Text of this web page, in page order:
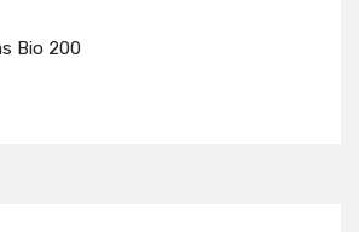
Bio 200